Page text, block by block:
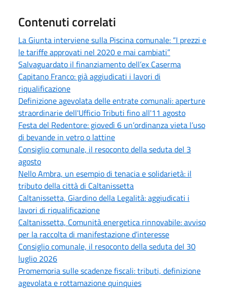
Contenuti correlati
La Giunta interviene sulla Piscina comunale: “I prezzi e
le tariffe approvati nel 2020 e mai cambiati”
Salvaguardato il finanziamento dell’ex Caserma
Capitano Franco: già aggiudicati i lavori di
riqualificazione
Definizione agevolata delle entrate comunali: aperture
straordinarie dell'Ufficio Tributi fino all'11 agosto
Festa del Redentore: giovedì 6 un’ordinanza vieta l’uso
di bevande in vetro o lattine
Consiglio comunale, il resoconto della seduta del 3
agosto
Nello Ambra, un esempio di tenacia e solidarietà: il
tributo della città di Caltanissetta
Caltanissetta, Giardino della Legalità: aggiudicati i
lavori di riqualificazione
Caltanissetta, Comunità energetica rinnovabile: avviso
per la raccolta di manifestazione d’interesse
Consiglio comunale, il resoconto della seduta del 30
luglio 2026
Promemoria sulle scadenze fiscali: tributi, definizione
agevolata e rottamazione quinquies